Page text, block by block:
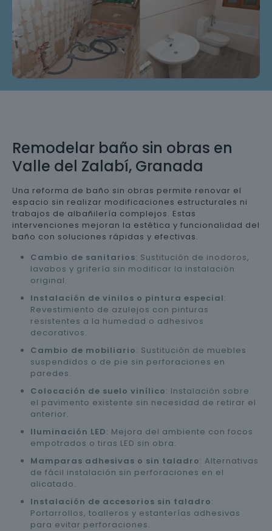
Remodelar baño sin obras en
Valle del Zalabí, Granada
Una reforma de baño sin obras permite renovar el
espacio sin realizar modificaciones estructurales ni
trabajos de albañilería complejos. Estas
intervenciones mejoran la estética y funcionalidad del
baño con soluciones rápidas y efectivas.
Cambio de sanitarios: Sustitución de inodoros,
lavabos y grifería sin modificar la instalación
original.
Instalación de vinilos o pintura especial:
Revestimiento de azulejos con pinturas
resistentes a la humedad o adhesivos
decorativos.
Cambio de mobiliario: Sustitución de muebles
suspendidos o de pie sin perforaciones en
paredes.
Colocación de suelo vinílico: Instalación sobre
el pavimento existente sin necesidad de retirar el
anterior.
Iluminación LED: Mejora del ambiente con focos
empotrados o tiras LED sin obra.
Mamparas adhesivas o sin taladro: Alternativas
de fácil instalación sin perforaciones en el
alicatado.
Instalación de accesorios sin taladro:
Portarrollos, toalleros y estanterías adhesivas
para evitar perforaciones.